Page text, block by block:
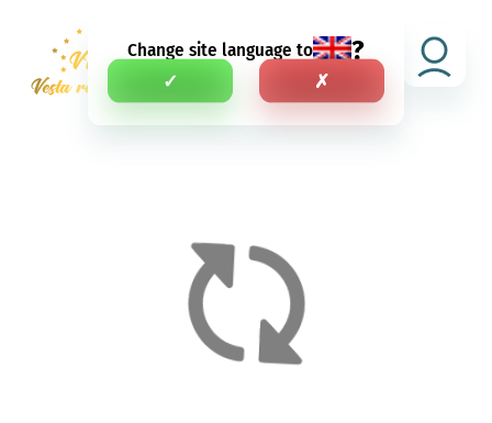
Change site language to ?
✓ ✗
RU